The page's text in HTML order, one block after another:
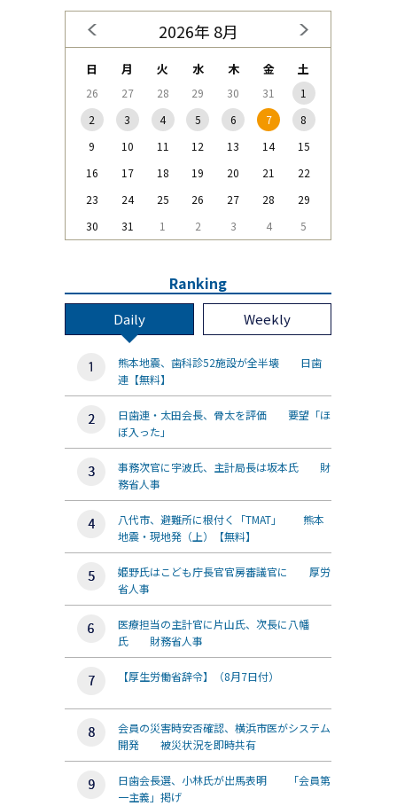
2026年 8月
日 月 火 水 木 金 土
26 27 28 29 30 31
1
2
3 4 5 6 7
8
9
10 11 12 13 14
15
16
17 18 19 20 21
22
23
24 25 26 27 28
29
30
31 1 2 3 4 5
Ranking
Daily Weekly
熊本地震、歯科診52施設が全半壊 日歯
連【無料】
日歯連・太田会長、骨太を評価 要望「ほ
ぼ入った」
事務次官に宇波氏、主計局長は坂本氏 財
務省人事
八代市、避難所に根付く「TMAT」 熊本
地震・現地発（上）【無料】
姫野氏はこども庁長官官房審議官に 厚労
省人事
医療担当の主計官に片山氏、次長に八幡
氏 財務省人事
【厚生労働省辞令】（8月7日付）
会員の災害時安否確認、横浜市医がシステム
開発 被災状況を即時共有
日歯会長選、小林氏が出馬表明 「会員第
一主義」掲げ